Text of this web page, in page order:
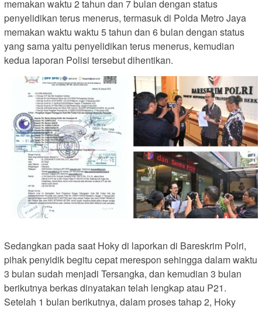
memakan waktu 2 tahun dan 7 bulan dengan status
penyelidikan terus menerus, termasuk di Polda Metro Jaya
memakan waktu waktu 5 tahun dan 6 bulan dengan status
yang sama yaitu penyelidikan terus menerus, kemudian
kedua laporan Polisi tersebut dihentikan.
Sedangkan pada saat Hoky di laporkan di Bareskrim Polri,
pihak penyidik begitu cepat merespon sehingga dalam waktu
3 bulan sudah menjadi Tersangka, dan kemudian 3 bulan
berikutnya berkas dinyatakan telah lengkap atau P21.
Setelah 1 bulan berikutnya, dalam proses tahap 2, Hoky